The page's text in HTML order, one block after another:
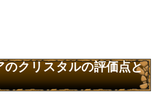
のクリスタルの評価点と